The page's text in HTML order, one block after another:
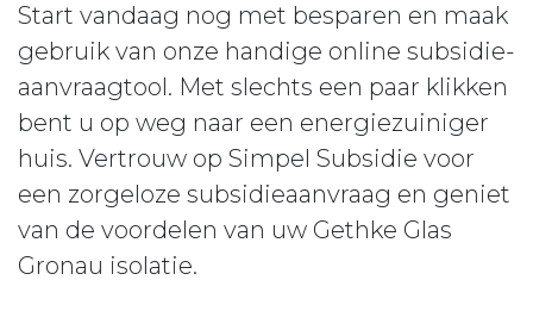
Start vandaag nog met besparen en maak
gebruik van onze handige online subsidie-
aanvraagtool. Met slechts een paar klikken
bent u op weg naar een energiezuiniger
huis. Vertrouw op Simpel Subsidie voor
een zorgeloze subsidieaanvraag en geniet
van de voordelen van uw Gethke Glas
Gronau isolatie.